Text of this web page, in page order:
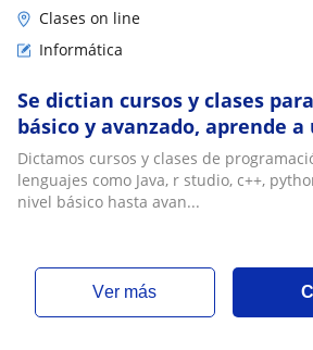
Clases on line
Informática
Se dictian cursos y clases
básico y avanzado, aprende a
nuestros cursos
Dictamos cursos y clases de
lenguajes como Java, r studio, c++,
nivel básico hasta avan...
ver más